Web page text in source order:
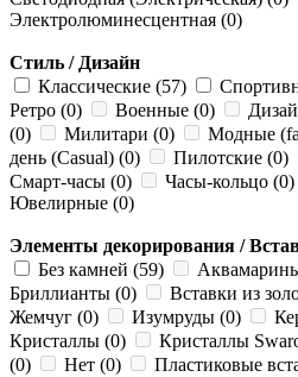
Электролюминесцентная (0)
Стиль / Дизайн
Классические (57)
Ретро (0)
Военные (0)
(0)
Милитари (0) Модные
день (Casual) (0)
Пилотские (0)
Смарт-часы (0)
Часы-кольцо (0)
Ювелирные (0)
Элементы декорирования /
Без камней (59)
Бриллианты (0)
Вставки из
Жемчуг (0)
Изумруды (0)
Кристаллы (0)
Кристаллы
(0)
Нет (0) Пластиковые